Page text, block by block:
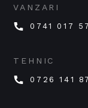
VANZARI
0741 017
TEHNIC
0726 141